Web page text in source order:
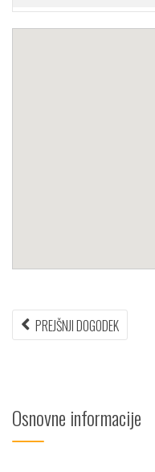
Navigacija
PREJŠNJI DOGODEKPREJŠNJI
DOGODEK:
Osnovne informacije